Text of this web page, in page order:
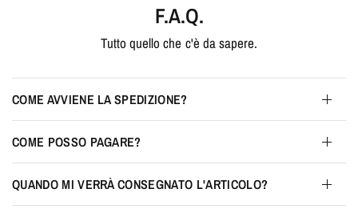
F.A.Q.
Tutto quello che c'è da sapere.
COME AVVIENE LA SPEDIZIONE?
COME POSSO PAGARE?
QUANDO MI VERRÀ CONSEGNATO L'ARTICOLO?